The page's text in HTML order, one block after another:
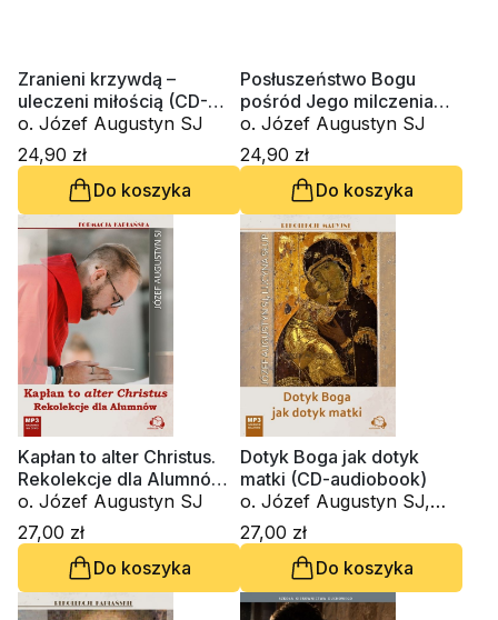
Zranieni krzywdą –
uleczeni miłością (CD-
MP3 -audiobook)
o. Józef Augustyn SJ
24,90 zł
Do koszyka
Posłuszeństwo Bogu
pośród Jego milczenia
(CD-MP3 audiobook)
o. Józef Augustyn SJ
24,90 zł
Do koszyka
Kapłan to alter Christus.
Rekolekcje dla Alumnów
(CD-audiobook)
o. Józef Augustyn SJ
27,00 zł
Do koszyka
Dotyk Boga jak dotyk
matki (CD-audiobook)
o. Józef Augustyn SJ,
Lucyna Słup
27,00 zł
Do koszyka